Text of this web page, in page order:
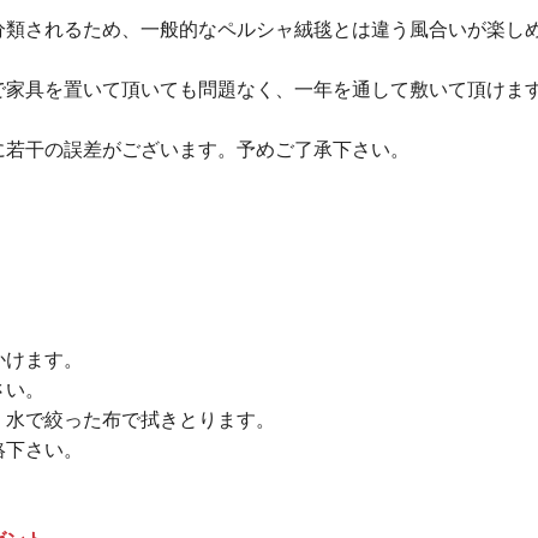
されるため、一般的なペルシャ絨毯とは違う風合いが楽し
具を置いて頂いても問題なく、一年を通して敷いて頂けます
干の誤差がございます。予めご了承下さい。
ます。
。
で絞った布で拭きとります。
さい。